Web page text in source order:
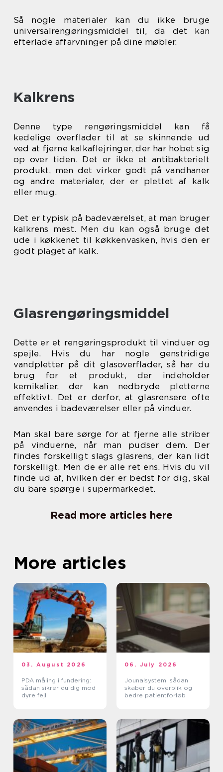
Så nogle materialer kan du ikke bruge
universalrengøringsmiddel til, da det kan
efterlade affarvninger på dine møbler.
Kalkrens
Denne type rengøringsmiddel kan få
kedelige overflader til at se skinnende ud
ved at fjerne kalkaflejringer, der har hobet sig
op over tiden. Det er ikke et antibakterielt
produkt, men det virker godt på vandhaner
og andre materialer, der er plettet af kalk
eller mug.
Det er typisk på badeværelset, at man bruger
kalkrens mest. Men du kan også bruge det
ude i køkkenet til køkkenvasken, hvis den er
godt plaget af kalk.
Glasrengøringsmiddel
Dette er et rengøringsprodukt til vinduer og
spejle. Hvis du har nogle genstridige
vandpletter på dit glasoverflader, så har du
brug for et produkt, der indeholder
kemikalier, der kan nedbryde pletterne
effektivt. Det er derfor, at glasrensere ofte
anvendes i badeværelser eller på vinduer.
Man skal bare sørge for at fjerne alle striber
på vinduerne, når man pudser dem. Der
findes forskelligt slags glasrens, der kan lidt
forskelligt. Men de er alle ret ens. Hvis du vil
finde ud af, hvilken der er bedst for dig, skal
du bare spørge i supermarkedet.
Read more articles here
More articles
03. August 2026
PDA måling i fundering:
sådan sikrer du dig mod
dyre fejl
06. July 2026
Jounalsystem: sådan
skaber du overblik og
bedre patientforløb